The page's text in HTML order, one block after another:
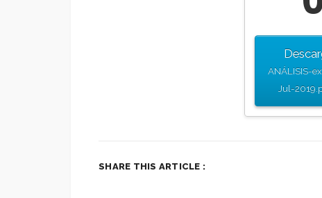
ANÁLISIS-
Jul-
SHARE THIS ARTICLE :